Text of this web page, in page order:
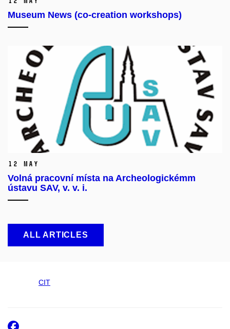
Museum News (co-creation workshops)
12 May
Volná pracovní místa na Archeologickémm
ústavu SAV, v. v. i.
ALL ARTICLES
CIT
Facebook